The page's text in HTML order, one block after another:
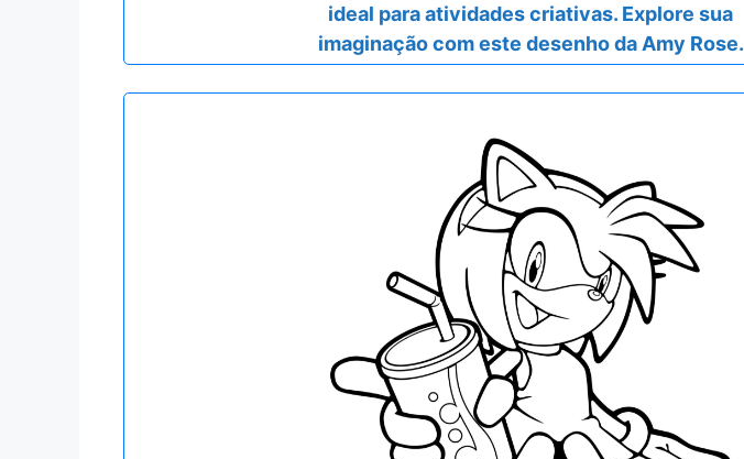
ideal para atividades criativas. Explore sua
imaginação com este desenho da Amy Rose.